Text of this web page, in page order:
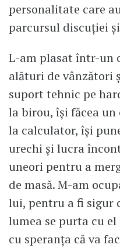
personalitate care
parcursul discuției
L-am plasat într-un
alături de vânzători
suport tehnic pe
la birou, își făcea un
la calculator, își
urechi și lucra
uneori pentru a
de masă. M-am
lui, pentru a fi sigur
lumea se purta cu
cu speranța că va